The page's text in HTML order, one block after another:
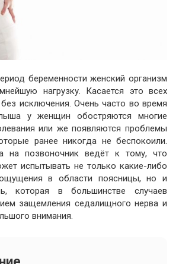
беременности женский организм
нагрузку. Касается это всех
исключения. Очень часто во время
у женщин обостряются многие
или же появляются проблемы
ранее никогда не беспокоили.
на позвоночник ведёт к тому, что
испытывать не только какие-либо
в области поясницы, но и
которая в большинстве случаев
защемления седалищного нерва и
внимания.